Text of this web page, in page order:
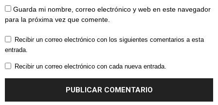
Guarda mi nombre, correo electrónico y web en este navegador
para la próxima vez que comente.
Recibir un correo electrónico con los siguientes comentarios a esta
entrada.
Recibir un correo electrónico con cada nueva entrada.